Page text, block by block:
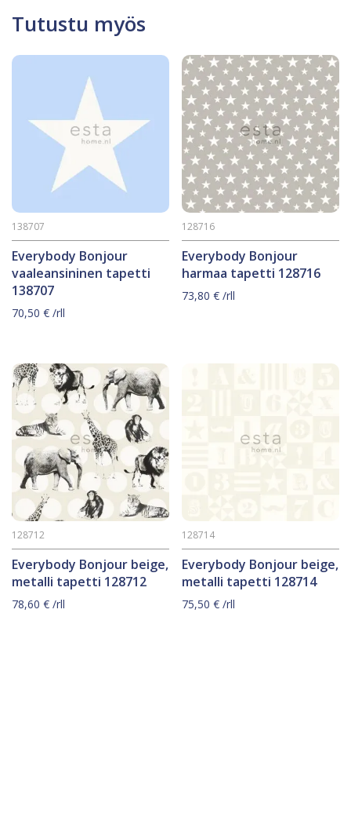
Tutustu myös
Everybody Bonjour
vaaleansininen tapetti
138707
138707
70,50 € /rll
Everybody Bonjour
harmaa tapetti 128716
128716
73,80€ /rll
Everybody Bonjour beige,
metalli tapetti 128712
128712
78,60 € /rll
Everybody Bonjour beige,
metalli tapetti 128714
128714
75,50€ /rll